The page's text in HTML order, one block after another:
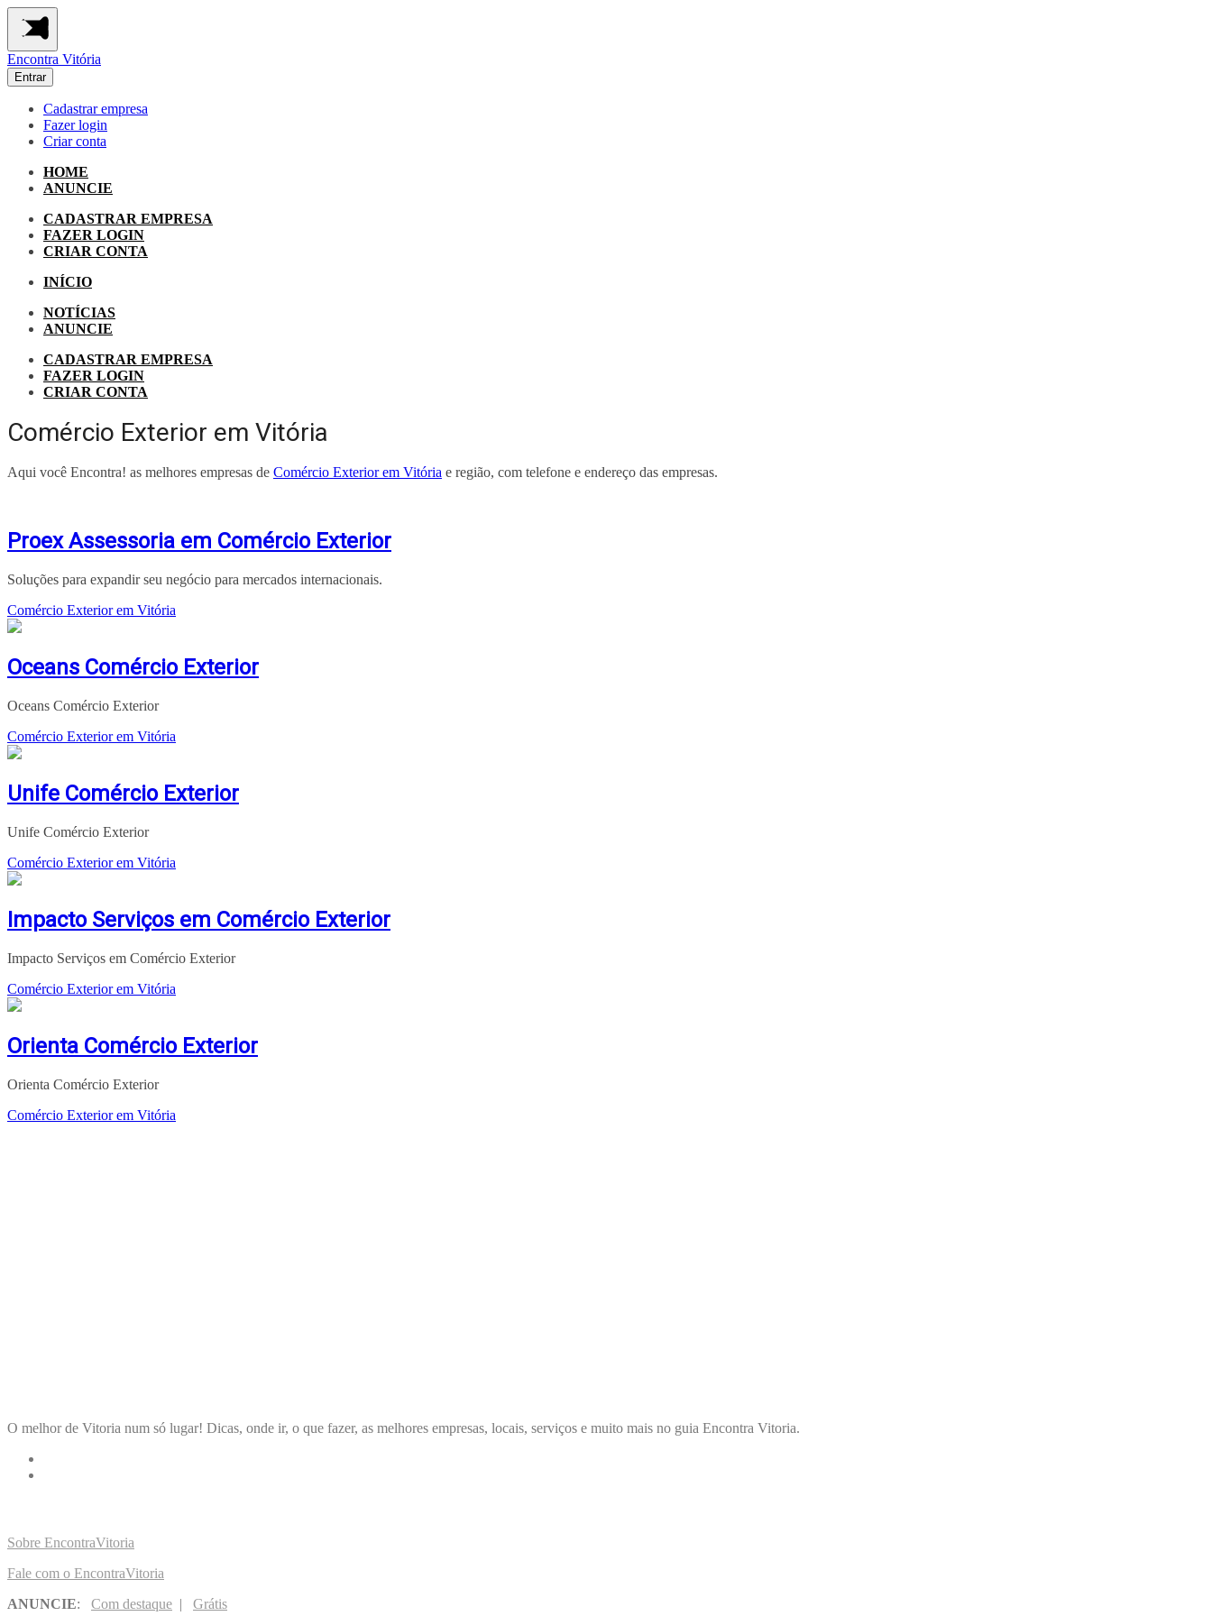
Encontra Vitória
Entrar
Cadastrar empresa
Fazer login
Criar conta
HOME
ANUNCIE
CADASTRAR EMPRESA
FAZER LOGIN
CRIAR CONTA
INÍCIO
NOTÍCIAS
ANUNCIE
CADASTRAR EMPRESA
FAZER LOGIN
CRIAR CONTA
Comércio Exterior em Vitória
Aqui você Encontra! as melhores empresas de Comércio Exterior em Vitória e região, com telefone e endereço das empresas.
Proex Assessoria em Comércio Exterior
Soluções para expandir seu negócio para mercados internacionais.
Comércio Exterior em Vitória
Oceans Comércio Exterior
Oceans Comércio Exterior
Comércio Exterior em Vitória
Unife Comércio Exterior
Unife Comércio Exterior
Comércio Exterior em Vitória
Impacto Serviços em Comércio Exterior
Impacto Serviços em Comércio Exterior
Comércio Exterior em Vitória
Orienta Comércio Exterior
Orienta Comércio Exterior
Comércio Exterior em Vitória
O melhor de Vitoria num só lugar! Dicas, onde ir, o que fazer, as melhores empresas, locais, serviços e muito mais no guia Encontra Vitoria.
Sobre EncontraVitoria
Fale com o EncontraVitoria
ANUNCIE: Com destaque | Grátis